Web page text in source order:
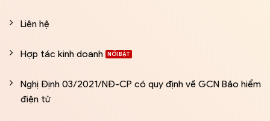
Liên hệ
Hợp tác kinh doanh
Nghị Định 03/2021/NĐ-CP có quy định về GCN Bảo hiểm
điện tử